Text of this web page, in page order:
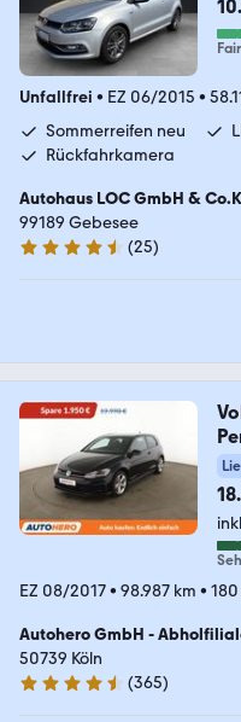
Unfallfrei • EZ 06/2015 •
Sommerreifen neu
Rückfahrkamera
Autohaus LOC GmbH &
99189 Gebesee
4.7 Sterne
(25)
EZ 08/2017• 98.987 km •
Autohero GmbH -
50739 Köln
4.6 Sterne
(365)